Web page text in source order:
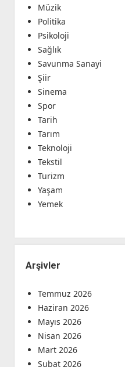
Müzik
Politika
Psikoloji
Sağlık
Savunma Sanayi
Şiir
Sinema
Spor
Tarih
Tarım
Teknoloji
Tekstil
Turizm
Yaşam
Yemek
Arşivler
Temmuz 2026
Haziran 2026
Mayıs 2026
Nisan 2026
Mart 2026
Şubat 2026